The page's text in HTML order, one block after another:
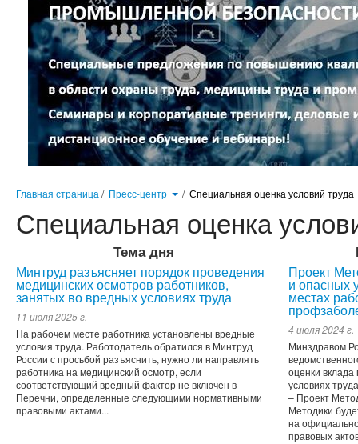
Главная страница / Пресс-центр / Специальная оценка условий труда
Специальная оценка
Тема дня
Минтруд разъясняет порядок проведения
медицинских осмотров работников,
занятых во вредных условиях труда
11 июля 2025 г.
На рабочем месте работника установлены вредные
условия труда. Работодатель обратился в Минтруд
России с просьбой разъяснить, нужно ли направлять
работника на медицинский осмотр, если
соответствующий вредный фактор не включен в
Перечни, определенные следующими нормативными
правовыми актами...
Проект
и опасных
местах
4 июля 2024 г.
Минздравом
оценки
условиях
– Проект
Методики
на
правовых